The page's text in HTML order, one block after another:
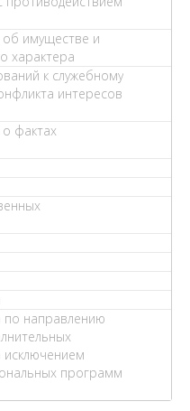
об имуществе и
характера
к служебному
интересов
фактах
по направлению
программ